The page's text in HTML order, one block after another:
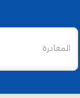
المغادرة